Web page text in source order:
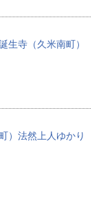
寺（久米南町）
）法然上人ゆかり